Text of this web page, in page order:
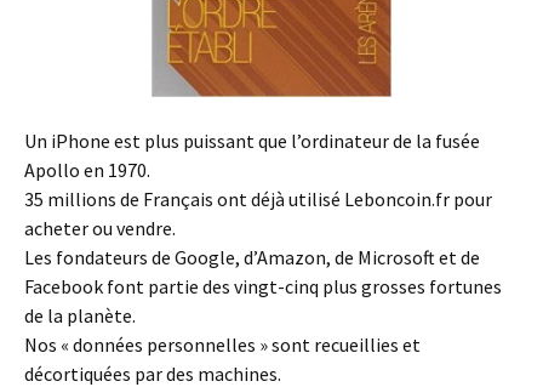
Un iPhone est plus puissant que l’ordinateur de la fusée
Apollo en 1970.
35 millions de Français ont déjà utilisé Leboncoin.fr pour
acheter ou vendre.
Les fondateurs de Google, d’Amazon, de Microsoft et de
Facebook font partie des vingt-cinq plus grosses fortunes
de la planète.
Nos « données personnelles » sont recueillies et
décortiquées par des machines.